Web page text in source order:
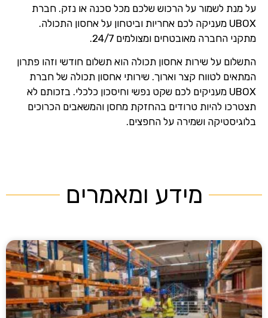
על מנת לשמור על הרכוש שלכם מכל סכנה או נזק. חברת
UBOX מעניקה לכם אחריות וביטחון על אחסון התכולה.
מתקני החברה מאובטחים ומצולמים 24/7.
התשלום על שירות אחסון תכולה הוא תשלום חודשי וזהו פתרון
המתאים לטווח קצר וארוך. שירותי אחסון תכולה של חברת
UBOX מעניקים לכם שקט נפשי וחיסכון כלכלי. בזכותם לא
תצטרכו להיות טרודים בהחזקת מחסן והמשאבים הכרוכים
בלוגיסטיקה ושמירה על החפצים.
מידע ומאמרים